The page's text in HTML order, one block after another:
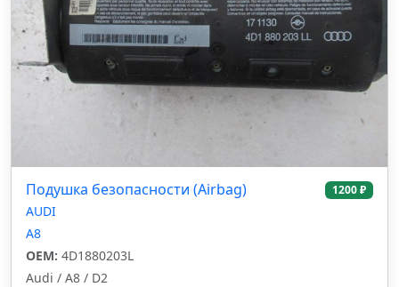
Подушка безопасности (Airbag) 1200 ₽
AUDI
A8
OEM: 4D1880203L
Audi / A8 / D2